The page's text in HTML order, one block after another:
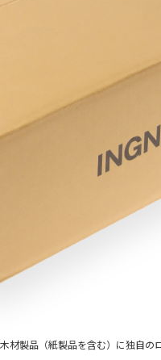
製品（紙製品を含む）に独自の